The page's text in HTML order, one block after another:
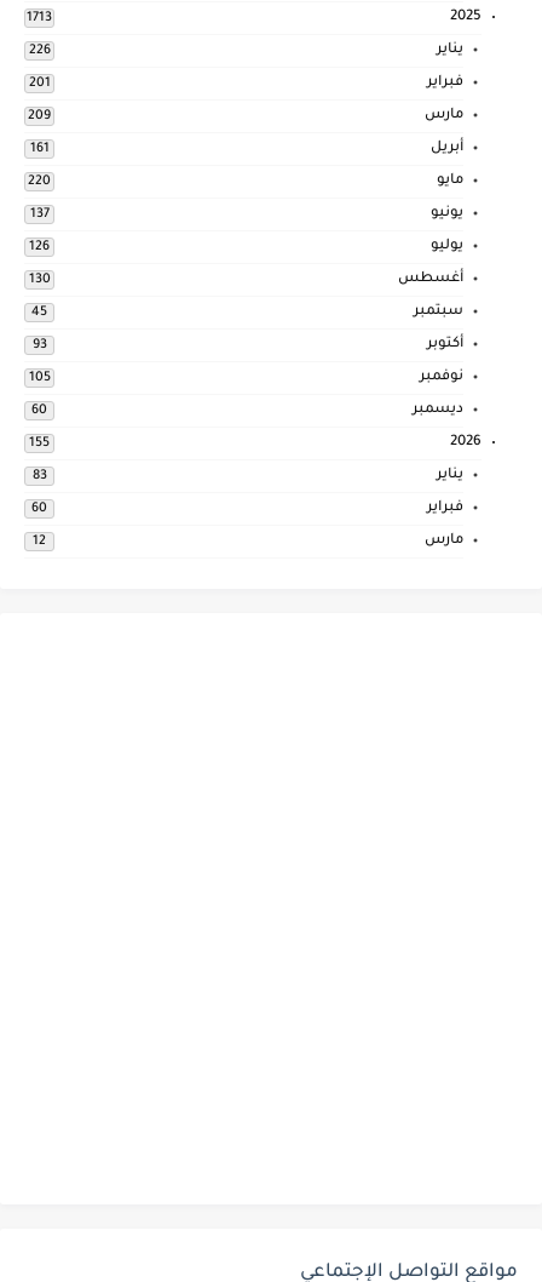
2025
1713
يناير 226
فبراير 201
مارس 209
أبريل 161
مايو 220
يونيو 137
يوليو 126
أغسطس 130
سبتمبر 45
أكتوبر 93
نوفمبر 105
ديسمبر 60
2026
155
يناير 83
فبراير 60
مارس 12
مواقع التواصل الإجتماعي